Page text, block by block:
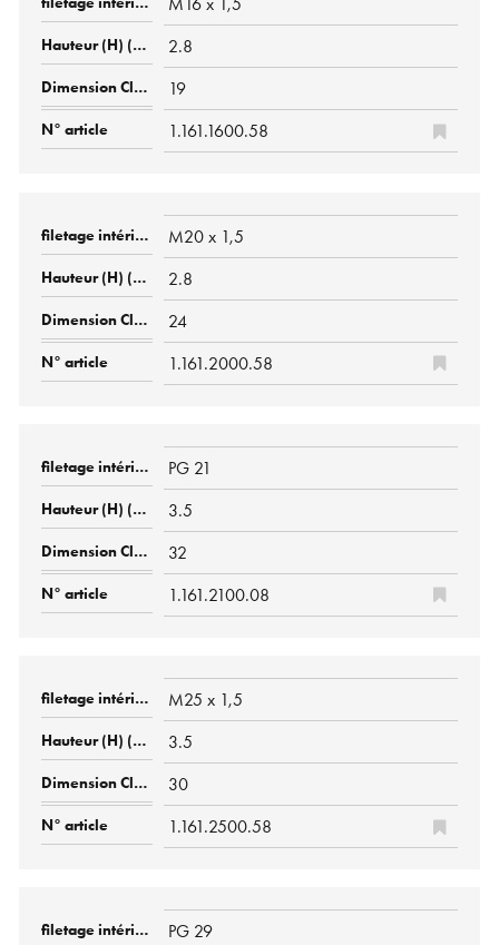
2.8
19
1.161.1600.58
M20 x 1,5
2.8
24
1.161.2000.58
PG 21
3.5
32
1.161.2100.08
M25 x 1,5
3.5
30
1.161.2500.58
PG 29